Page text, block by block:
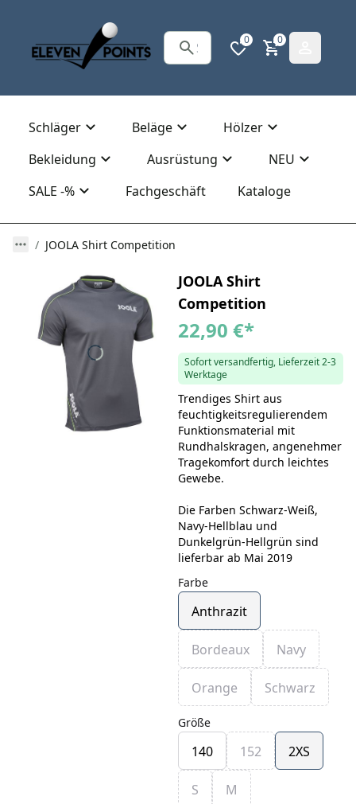
0 0
Schläger Beläge
Hölzer
Bekleidung
Ausrüstung
NEU
SALE -%
Fachgeschäft Kataloge
JOOLA Shirt Competition
JOOLA Shirt
Competition
22,90 €*
Sofort versandfertig, Lieferzeit 2-3
Werktage
Trendiges Shirt aus
feuchtigkeitsregulierendem
Funktionsmaterial mit
Rundhalskragen, angenehmer
Tragekomfort durch leichtes
Gewebe.
Die Farben Schwarz-Weiß,
Navy-Hellblau und
Dunkelgrün-Hellgrün sind
lieferbar ab Mai 2019
Farbe
Anthrazit
Bordeaux Navy
Orange Schwarz
Größe
140 152 2XS
S M